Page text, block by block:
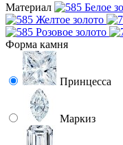
Материал
Форма камня
Принцесса
Маркиз